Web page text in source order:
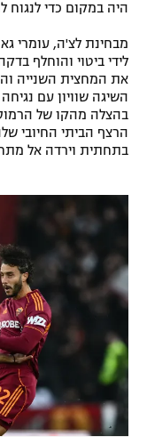
היה במקום כדי
מבחינת לצ'ה, עומרי
את המחצית השנייה
השיגה שוויון עם
בהצלה מהקו של
הרצף הביתי החיובי
בתחתית וירדה אל